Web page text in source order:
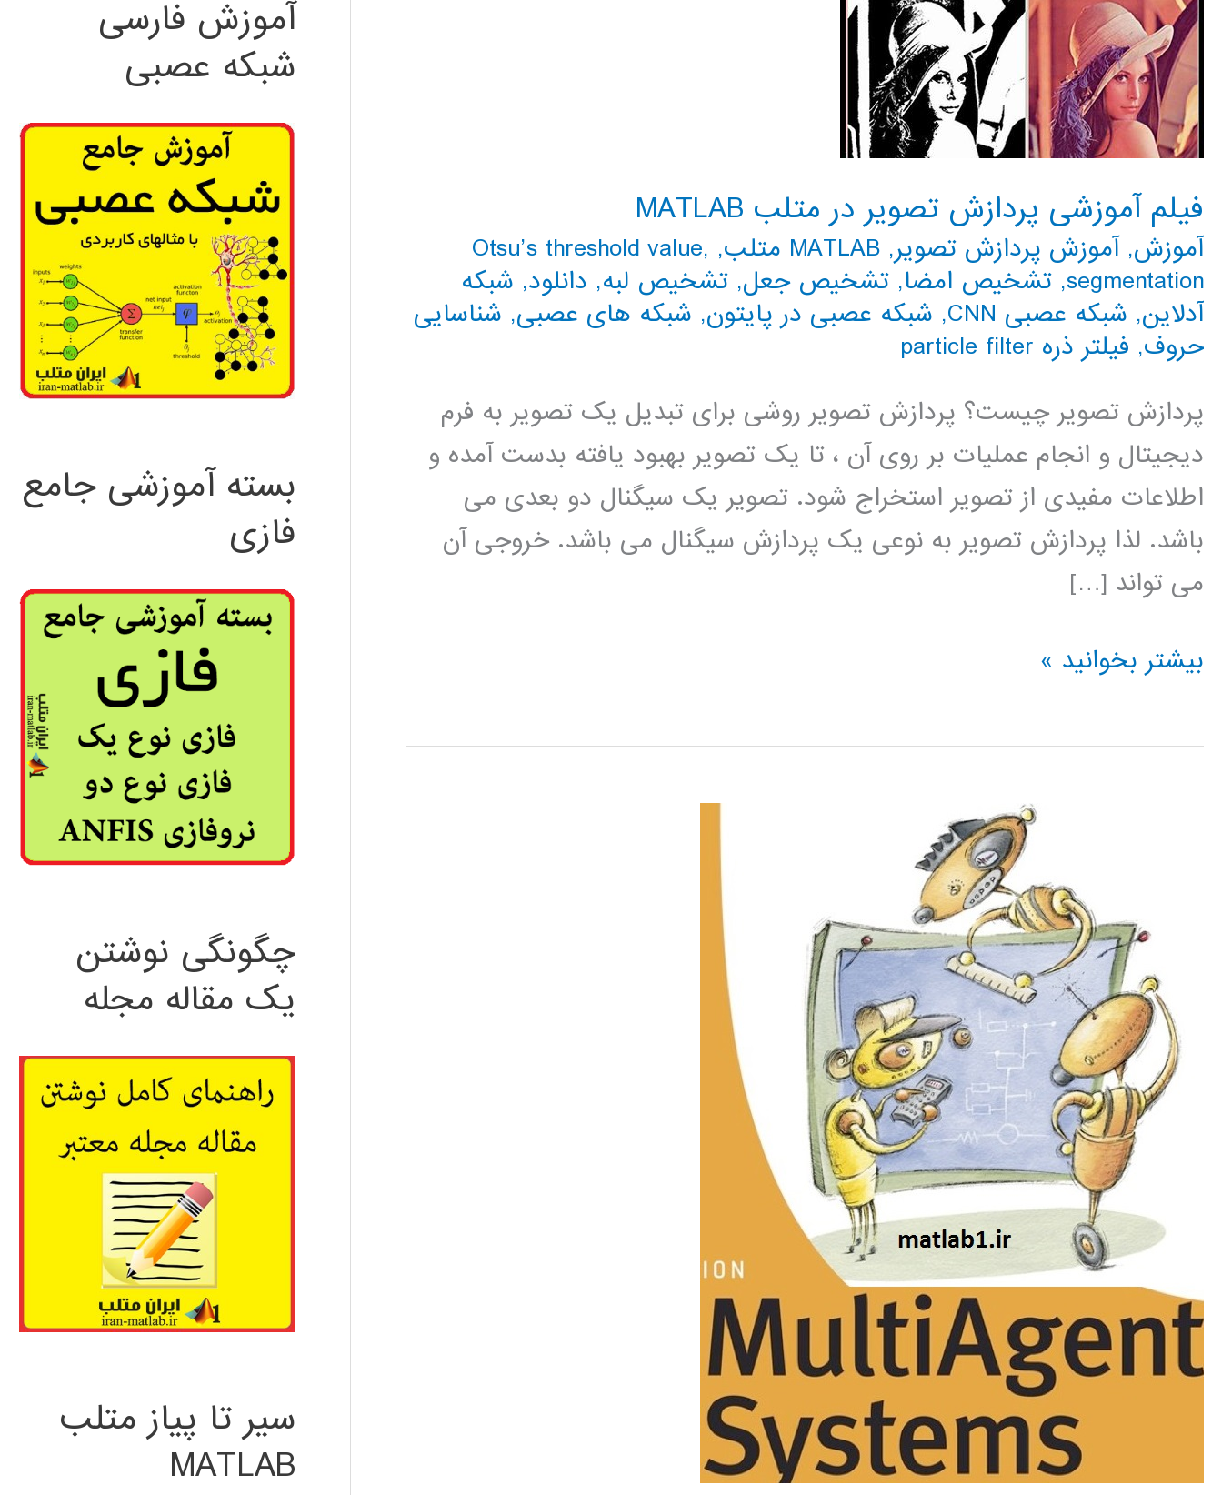
فیلم آموزشی پردازش تصویر در متلب MATLAB
آموزش,آموزش پردازش تصویر, MATLAB متلب ,
Otsu’s threshold value,
segmentation
, تشخیص امضا, تشخیص جعل, تشخیص لبه, دانلود, شبکه
آدلاین, شبکه عصبی CNN , شبکه عصبی در پایتون, شبکه های عصبی, شناسایی
حروف, فیلتر ذره particle filter
پردازش تصویر چیست؟ پردازش تصویر روشی برای تبدیل یک تصویر به فرم
دیجیتال و انجام عملیات بر روی آن ، تا یک تصویر بهبود یافته بدست آمده و
اطلاعات مفیدی از تصویر استخراج شود. تصویر یک سیگنال دو بعدی می
باشد. لذا پردازش تصویر به نوعی یک پردازش سیگنال می باشد. خروجی آن
می تواند […]
فیلم
پردازش
MATLAB
بیشتر بخوانید »
آموزش فارسی
شبکه عصبی
بسته آموزشی جامع
فازی
چگونگی نوشتن
یک مقاله مجله
سیر تا پیاز متلب
MATLAB